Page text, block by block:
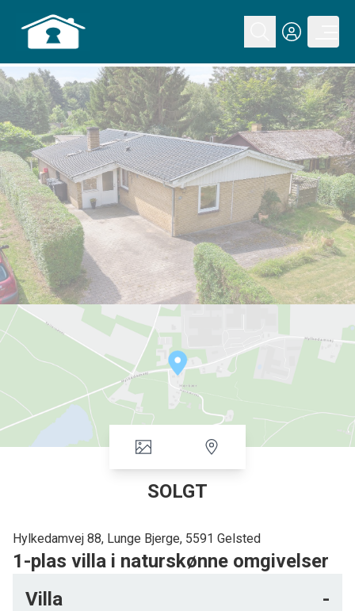
SOLGT
Hylkedamvej 88, Lunge Bjerge, 5591 Gelsted
1-plas villa i naturskønne omgivelser
af muligheder? Så er denne 1-plans gulstensvilla fra 1970
Villa -